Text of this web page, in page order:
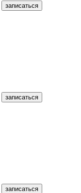
записаться
записаться
записаться